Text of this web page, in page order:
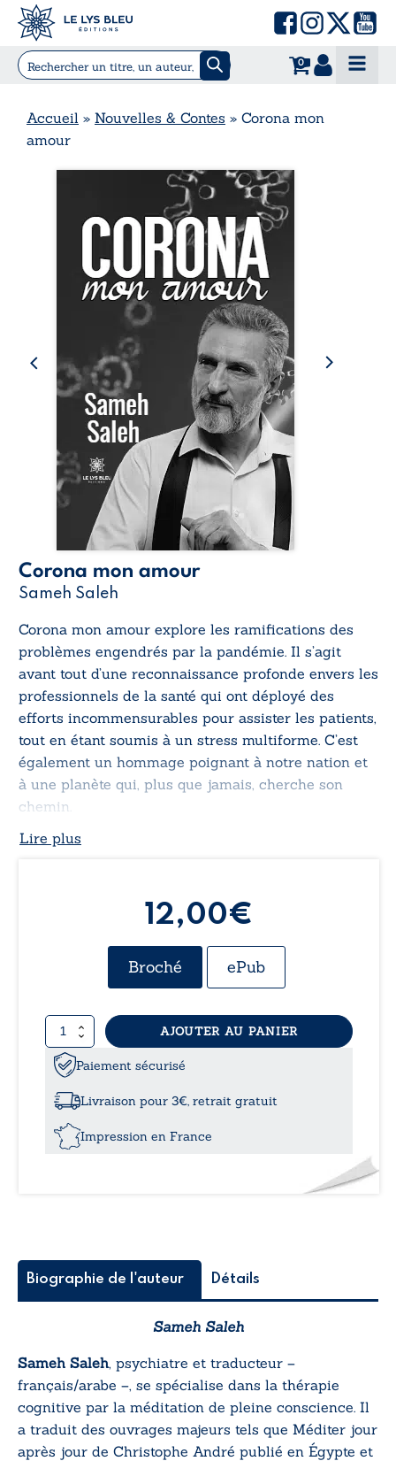
0
Accueil » Nouvelles & Contes » Corona mon
amour
Corona mon amour
Sameh Saleh
Corona mon amour explore les ramifications des
problèmes engendrés par la pandémie. Il s’agit
avant tout d’une reconnaissance profonde envers les
professionnels de la santé qui ont déployé des
efforts incommensurables pour assister les patients,
tout en étant soumis à un stress multiforme. C’est
également un hommage poignant à notre nation et
à une planète qui, plus que jamais, cherche son
chemin.
Lire plus
12,00€
Broché ePub
quantité
de
Corona
mon
amour
AJOUTER AU PANIER
Paiement sécurisé
Livraison pour 3€, retrait gratuit
Impression en France
Biographie de l'auteur Détails
Sameh Saleh
Sameh Saleh, psychiatre et traducteur –
français/arabe –, se spécialise dans la thérapie
cognitive par la méditation de pleine conscience. Il
a traduit des ouvrages majeurs tels que Méditer jour
après jour de Christophe André publié en Égypte et